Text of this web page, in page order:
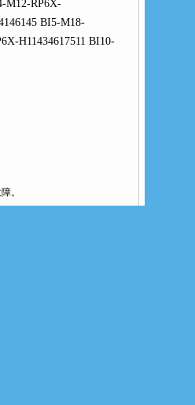
M12-RP6X-
BI5-M18-
H11434617511 BI10-
。